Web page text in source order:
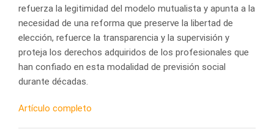
refuerza la legitimidad del modelo mutualista y apunta a la
necesidad de una reforma que preserve la libertad de
elección, refuerce la transparencia y la supervisión y
proteja los derechos adquiridos de los profesionales que
han confiado en esta modalidad de previsión social
durante décadas.
Artículo completo